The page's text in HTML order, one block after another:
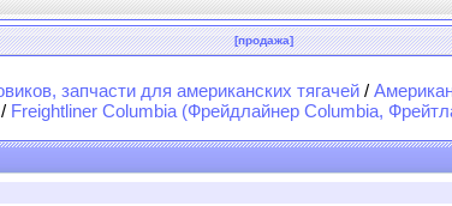
[продажа]
запчасти для американских тягачей /
/ Freightliner Columbia (Фрейдлайнер Columbia,